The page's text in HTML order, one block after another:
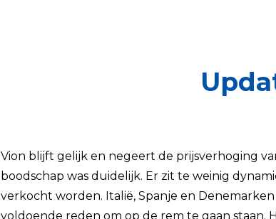
Vion blijft gelijk en negeert de prijsverhoging
boodschap was duidelijk. Er zit te weinig
verkocht worden. Italië, Spanje en
voldoende reden om op de rem te gaan staan.